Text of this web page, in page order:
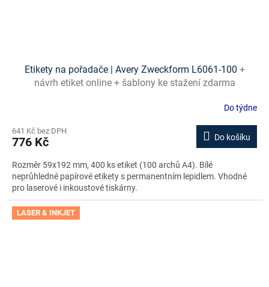
Etikety na pořadače | Avery Zweckform L6061-100 +
návrh etiket online + šablony ke stažení zdarma
Do týdne
641 Kč bez DPH
776 Kč Do košíku
Rozměr 59x192 mm, 400 ks etiket (100 archů A4). Bílé
neprůhledné papírové etikety s permanentním lepidlem. Vhodné
pro laserové i inkoustové tiskárny.
LASER & INKJET